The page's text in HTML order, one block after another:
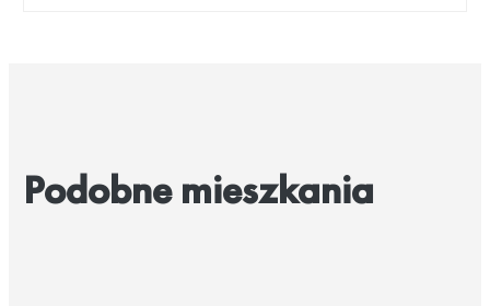
Podobne mieszkania